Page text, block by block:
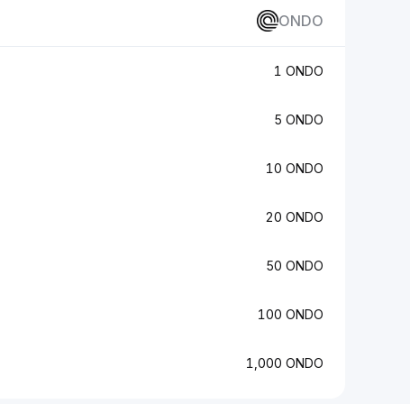
ONDO
1 ONDO
5 ONDO
10 ONDO
20 ONDO
50 ONDO
100 ONDO
1,000 ONDO